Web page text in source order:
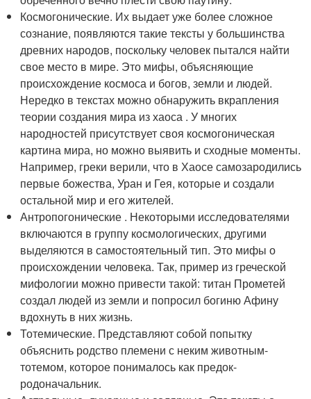
Космогонические. Их выдает уже более сложное
сознание, появляются такие тексты у большинства
древних народов, поскольку человек пытался найти
свое место в мире. Это мифы, объясняющие
происхождение космоса и богов, земли и людей.
Нередко в текстах можно обнаружить вкрапления
теории создания мира из хаоса . У многих
народностей присутствует своя космогоническая
картина мира, но можно выявить и сходные моменты.
Например, греки верили, что в Хаосе самозародились
первые божества, Уран и Гея, которые и создали
остальной мир и его жителей.
Антропогонические . Некоторыми исследователями
включаются в группу космологических, другими
выделяются в самостоятельный тип. Это мифы о
происхождении человека. Так, пример из греческой
мифологии можно привести такой: титан Прометей
создал людей из земли и попросил богиню Афину
вдохнуть в них жизнь.
Тотемические. Представляют собой попытку
объяснить родство племени с неким животным-
тотемом, которое понималось как предок-
родоначальник.